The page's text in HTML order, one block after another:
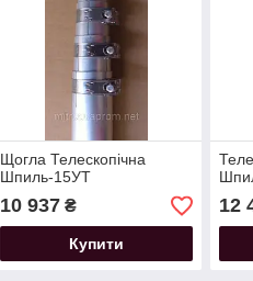
Щогла Телескопічна
Шпиль-15УТ
10 937₴
Купити
12